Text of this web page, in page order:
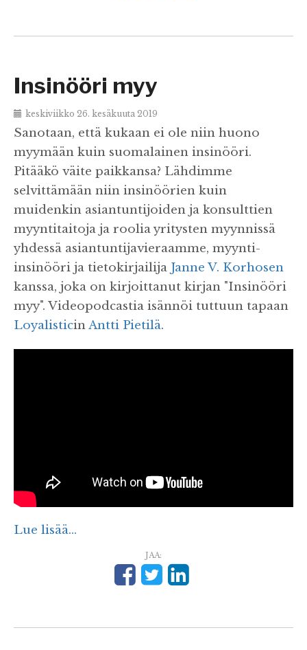
Insinööri myy
keskiviikko 26. kesäkuuta 2019
Sanotaan, että kukaan ei ole niin huono
myymään kuin suomalainen insinööri.
Pitääkö väite paikkansa? Lähdimme
selvittämään niin insinöörien kuin
muidenkin asiantuntijoiden ja konsulttien
myyntitaitoja ja roolia yritysten myynnissä
yhdessä asiantuntijavieraamme, myynti-
insinööri ja tietokirjailija Janne V. Korhosen
kanssa, joka on kirjoittanut kirjan "Insinööri
myy". Videopodcastia isännöi tuttuun tapaan
LoyalisticinAntti Pietilä.
Lue lisää...
JAA: